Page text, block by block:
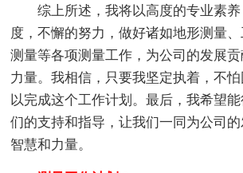
综上所述，我将以高度的专业素养
度，不懈的努力，做好诸如地形测量
测量等各项测量工作，为公司的发展
力量。我相信，只要我坚定执着，不
以完成这个工作计划。最后，我希望
们的支持和指导，让我们一同为公司
智慧和力量。